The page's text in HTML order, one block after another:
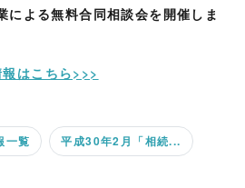
よる無料合同相談会を開催しま
はこちら>>>
一覧 平成30年2月「相続...